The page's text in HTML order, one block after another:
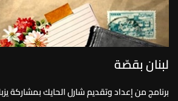
لبنان بقصّة
برنامج من إعداد وتقديم شارل الحايك بمشاركة